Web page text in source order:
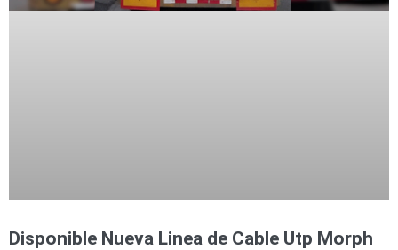
Disponible Nueva Linea de Cable Utp Morph